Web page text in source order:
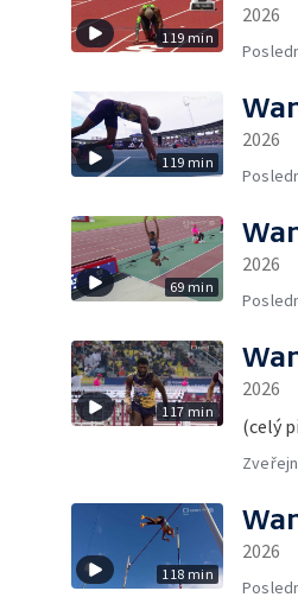
119 min
2026
119 min
2026
69 min
2026
117 min
2026
(celý
118 min
2026